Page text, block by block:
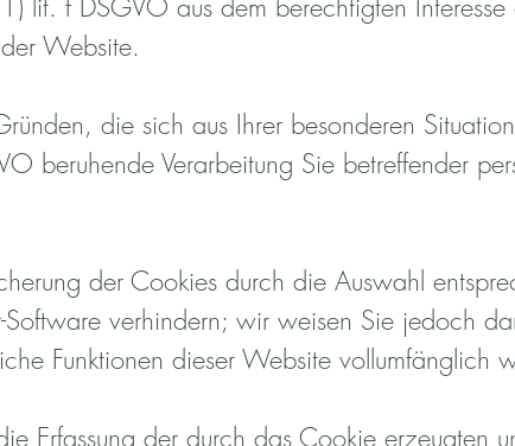
lit. f DSGVO aus dem berechtigten
Website.
die sich aus Ihrer besonderen
beruhende Verarbeitung Sie betreffender
der Cookies durch die Auswahl
Software verhindern; wir weisen Sie jedoch
Funktionen dieser Website vollumfänglich
Erfassung der durch das Cookie erzeugten